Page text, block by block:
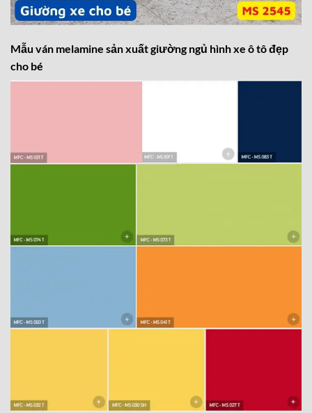
Mẫu ván melamine sản xuất giường ngủ hình xe ô tô đẹp
cho bé